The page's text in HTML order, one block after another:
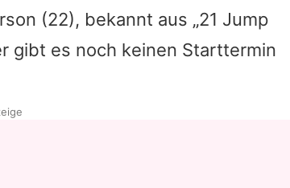
(22), bekannt aus „21 Jump
gibt es noch keinen Starttermin